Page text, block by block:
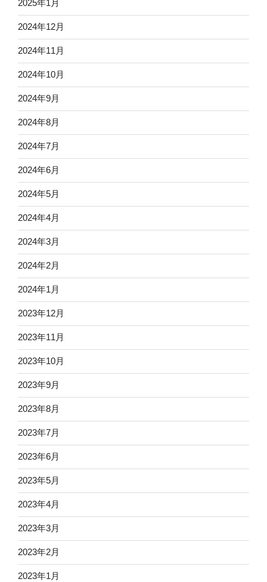
2025年1月
2024年12月
2024年11月
2024年10月
2024年9月
2024年8月
2024年7月
2024年6月
2024年5月
2024年4月
2024年3月
2024年2月
2024年1月
2023年12月
2023年11月
2023年10月
2023年9月
2023年8月
2023年7月
2023年6月
2023年5月
2023年4月
2023年3月
2023年2月
2023年1月